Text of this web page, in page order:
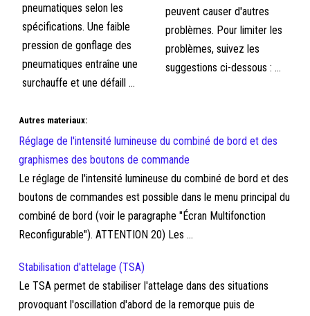
pneumatiques selon les
spécifications. Une faible
pression de gonflage des
pneumatiques entraîne une
surchauffe et une défaill ...
peuvent causer d'autres
problèmes. Pour limiter les
problèmes, suivez les
suggestions ci-dessous : ...
Autres materiaux:
Réglage de l'intensité lumineuse du combiné de bord et des
graphismes des boutons de commande
Le réglage de l'intensité lumineuse du combiné de bord et des
boutons de commandes est possible dans le menu principal du
combiné de bord (voir le paragraphe "Écran Multifonction
Reconfigurable"). ATTENTION 20) Les ...
Stabilisation d'attelage (TSA)
Le TSA permet de stabiliser l'attelage dans des situations
provoquant l'oscillation d'abord de la remorque puis de